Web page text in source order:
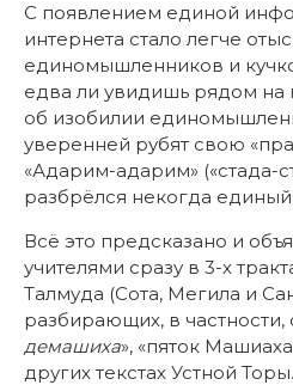
С появлением единой
интернета стало легче
единомышленников и
едва ли увидишь рядом на
об изобилии
уверенней рубят свою
«Адарим-адарим» («стада-
разбрёлся некогда
Всё это предсказано и
учителями сразу в 3-х
Талмуда (Сота, Мегила и
разбирающих, в частности,
демашиха», «пяток
других текстах Устной